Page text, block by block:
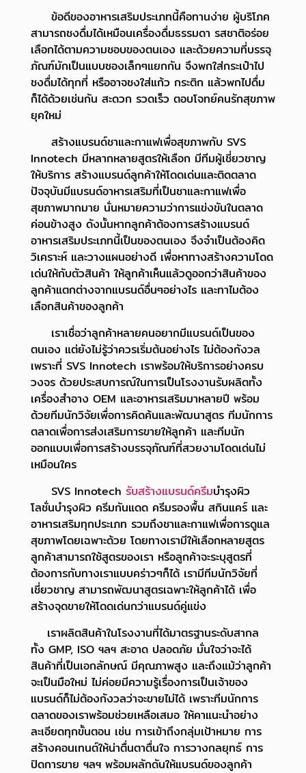
ข้อดีของอาหารเสริมประเภทนี้คือทานง่าย ผู้บริโภค
สามารถชงดื่มได้เหมือนเครื่องดื่มธรรมดา รสชาติอร่อย
เลือกได้ตามความชอบของตนเอง และด้วยความที่บรรจุ
ภัณฑ์มักเป็นแบบซองเล็กๆแยกกัน จึงพกใส่กระเป๋าไป
ชงดื่มได้ทุกที่ หรืออาจชงใส่แก้ว กระติก แล้วพกไปดื่ม
ก็ได้ด้วยเช่นกัน สะดวก รวดเร็ว ตอบโจทย์คนรักสุขภาพ
ยุคใหม่
สร้างแบรนด์ชาและกาแฟเพื่อสุขภาพกับ SVS
Innotech มีหลากหลายสูตรให้เลือก มีทีมผู้เชี่ยวชาญ
ให้บริการ สร้างแบรนด์ลูกค้าให้โดดเด่นและติดตลาด
ปัจจุบันมีแบรนด์อาหารเสริมที่เป็นชาและกาแฟเพื่อ
สุขภาพมากมาย นั่นหมายความว่าการแข่งขันในตลาด
ค่อนข้างสูง ดังนั้นหากลูกค้าต้องการสร้างแบรนด์
อาหารเสริมประเภทนี้เป็นของตนเอง จึงจำเป็นต้องคิด
วิเคราะห์ และวางแผนอย่างดี เพื่อหาทางสร้างความโดด
เด่นให้กับตัวสินค้า ให้ลูกค้าเห็นแล้วดูออกว่าสินค้าของ
ลูกค้าแตกต่างจากแบรนด์อื่นๆอย่างไร และทาไมต้อง
เลือกสินค้าของลูกค้า
เราเชื่อว่าลูกค้าหลายคนอยากมีแบรนด์เป็นของ
ตนเอง แต่ยังไม่รู้ว่าควรเริ่มต้นอย่างไร ไม่ต้องกังวล
เพราะที่ SVS Innotech เราพร้อมให้บริการอย่างครบ
วงจร ด้วยประสบการณ์ในการเป็นโรงงานรับผลิตทั้ง
เครื่องสำอาง OEM และอาหารเสริมมาหลายปี พร้อม
ด้วยทีมนักวิจัยเพื่อการคิดค้นและพัฒนาสูตร ทีมนักการ
ตลาดเพื่อการส่งเสริมการขายให้ลูกค้า และทีมนัก
ออกแบบเพื่อการสร้างบรรจุภัณฑ์ที่สวยงามโดดเด่นไม่
เหมือนใคร
SVS Innotech รับสร้างแบรนด์ครีมบำรุงผิว
โลชั่นบำรุงผิว ครีมกันแดด ครีมรองพื้น สกินแคร์ และ
อาหารเสริมทุกประเภท รวมถึงชาและกาแฟเพื่อการดูแล
สุขภาพโดยเฉพาะด้วย โดยทางเรามีให้เลือกหลายสูตร
ลูกค้าสามารถใช้สูตรของเรา หรือลูกค้าจะระบุสูตรที่
ต้องการกับทางเราแบบคร่าวๆก็ได้ เรามีทีมนักวิจัยที่
เชี่ยวชาญ สามารถพัฒนาสูตรเฉพาะให้ลูกค้าได้ เพื่อ
สร้างจุดขายให้โดดเด่นกว่าแบรนด์คู่แข่ง
เราผลิตสินค้าในโรงงานที่ได้มาตรฐานระดับสากล
ทั้ง GMP, ISO ฯลฯ สะอาด ปลอดภัย มั่นใจว่าจะได้
สินค้าที่เป็นเอกลักษณ์ มีคุณภาพสูง และถึงแม้ว่าลูกค้า
จะเป็นมือใหม่ ไม่ค่อยมีความรู้เรื่องการเป็นเจ้าของ
แบรนด์ก็ไม่ต้องกังวลว่าจะขายไม่ได้ เพราะทีมนักการ
ตลาดของเราพร้อมช่วยเหลือเสมอ ให้คาแนะนำอย่าง
ละเอียดทุกขั้นตอน เช่น การเข้าถึงกลุ่มเป้าหมาย การ
สร้างคอนเทนต์ให้น่าตื่นตาตื่นใจ การวางกลยุทธ์ การ
ปิดการขาย ฯลฯ พร้อมผลักดันให้แบรนด์ของลูกค้า